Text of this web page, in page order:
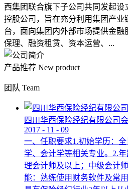
西集团联合旗下子公司共同发起
控股公司，旨在充分利用集团产业
台，面向集团内外部市场提供金
保理、融资租赁、资本运营、...
产品推荐 New product
团队 Team
四川华西保险经纪有限公司
2017 - 11 - 09
一、任职要求1.初始学历：
学、会计学等相关专业。2.
理会计师及以上；中级会计
能：熟练使用财务软件及常